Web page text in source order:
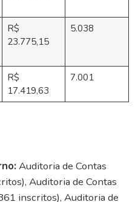
R$
23.775,15
5.038
R$
17.419,63
7.001
Auditoria de Contas
Auditoria de Contas
inscritos), Auditoria de